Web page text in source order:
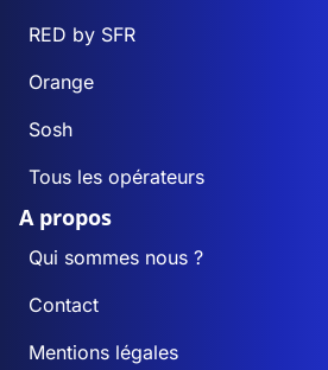
RED by SFR
Orange
Sosh
Tous les opérateurs
A propos
Qui sommes nous ?
Contact
Mentions légales